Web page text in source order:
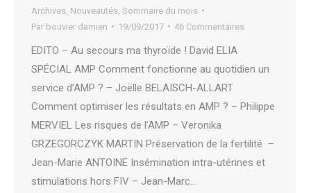
Archives Nouveautés Sommaire du mois
Par bouvier damien 19/09/2017 46 Commentaires
EDITO – Au secours ma thyroïde ! David ELIA
SPÉCIAL AMP Comment fonctionne au quotidien un
service d’AMP ? – Joëlle BELAISCH-ALLART
Comment optimiser les résultats en AMP ? – Philippe
MERVIEL Les risques de l’AMP – Veronika
GRZEGORCZYK MARTIN Préservation de la fertilité –
Jean-Marie ANTOINE Insémination intra-utérines et
stimulations hors FIV – Jean-Marc…